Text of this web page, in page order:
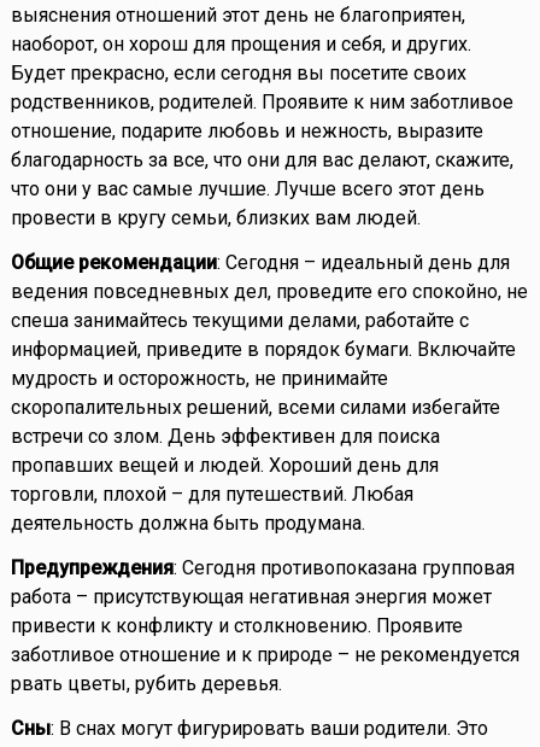
выяснения отношений этот день не благоприятен,
наоборот, он хорош для прощения и себя, и других.
Будет прекрасно, если сегодня вы посетите своих
родственников, родителей. Проявите к ним заботливое
отношение, подарите любовь и нежность, выразите
благодарность за все, что они для вас делают, скажите,
что они у вас самые лучшие. Лучше всего этот день
провести в кругу семьи, близких вам людей.
Общие рекомендации: Сегодня – идеальный день для
ведения повседневных дел, проведите его спокойно, не
спеша занимайтесь текущими делами, работайте с
информацией, приведите в порядок бумаги. Включайте
мудрость и осторожность, не принимайте
скоропалительных решений, всеми силами избегайте
встречи со злом. День эффективен для поиска
пропавших вещей и людей. Хороший день для
торговли, плохой – для путешествий. Любая
деятельность должна быть продумана.
Предупреждения: Сегодня противопоказана групповая
работа – присутствующая негативная энергия может
привести к конфликту и столкновению. Проявите
заботливое отношение и к природе – не рекомендуется
рвать цветы, рубить деревья.
Сны: В снах могут фигурировать ваши родители. Это